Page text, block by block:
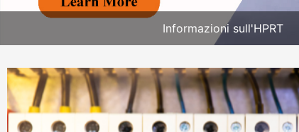
Informazioni sull'HPRT